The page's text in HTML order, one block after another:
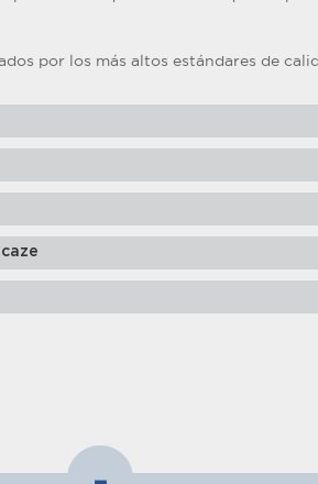
por los más altos estándares de